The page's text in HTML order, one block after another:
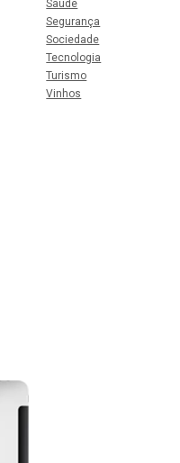
Saúde
Segurança
Sociedade
Tecnologia
Turismo
Vinhos